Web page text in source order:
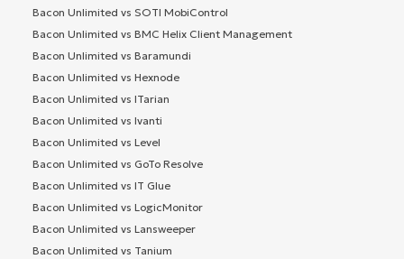
Bacon Unlimited vs SOTI MobiControl
Bacon Unlimited vs BMC Helix Client Management
Bacon Unlimited vs Baramundi
Bacon Unlimited vs Hexnode
Bacon Unlimited vs ITarian
Bacon Unlimited vs Ivanti
Bacon Unlimited vs Level
Bacon Unlimited vs GoTo Resolve
Bacon Unlimited vs IT Glue
Bacon Unlimited vs LogicMonitor
Bacon Unlimited vs Lansweeper
Bacon Unlimited vs Tanium